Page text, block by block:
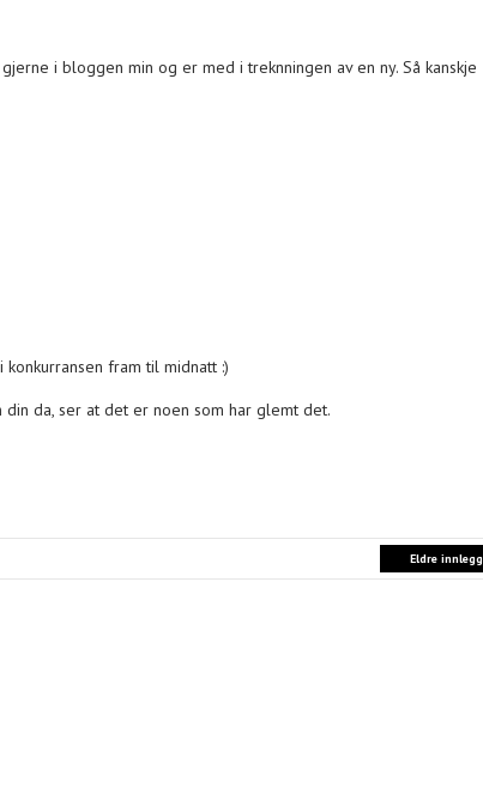
i bloggen min og er med i treknningen av en ny. Så kanskje
fram til midnatt :)
din da, ser at det er noen som har glemt det.
Eldre innlegg